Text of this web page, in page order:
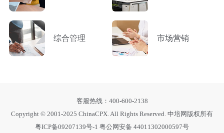
综合管理 市场营销
客服热线：400-600-2138
Copyright © 2001-2025 ChinaCPX. All Rights Reserved. 中培网版权所有
粤ICP备09207139号-1 粤公网安备 44011302000597号